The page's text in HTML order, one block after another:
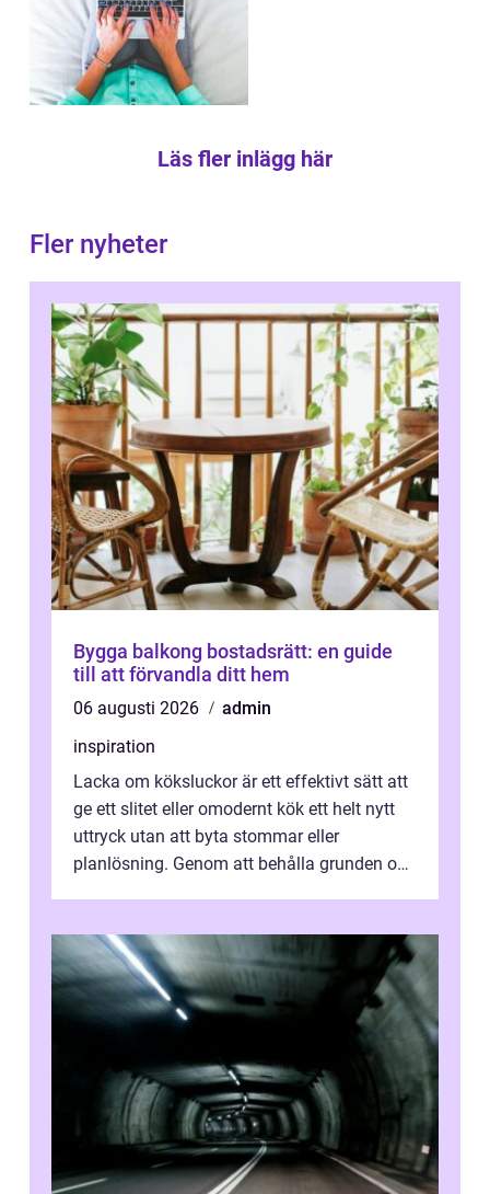
Läs fler inlägg här
Fler nyheter
Bygga balkong bostadsrätt: en guide
till att förvandla ditt hem
06 augusti 2026
admin
inspiration
Lacka om köksluckor är ett effektivt sätt att
ge ett slitet eller omodernt kök ett helt nytt
uttryck utan att byta stommar eller
planlösning. Genom att behålla grunden och